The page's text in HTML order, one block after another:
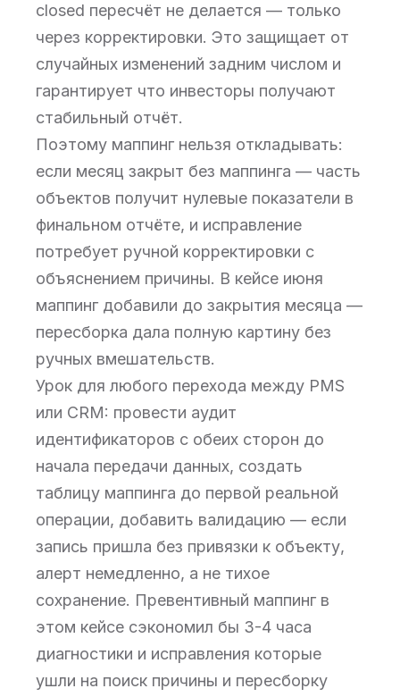
closed пересчёт не делается — только
через корректировки. Это защищает от
случайных изменений задним числом и
гарантирует что инвесторы получают
стабильный отчёт.
Поэтому маппинг нельзя откладывать:
если месяц закрыт без маппинга — часть
объектов получит нулевые показатели в
финальном отчёте, и исправление
потребует ручной корректировки с
объяснением причины. В кейсе июня
маппинг добавили до закрытия месяца —
пересборка дала полную картину без
ручных вмешательств.
Урок для любого перехода между PMS
или CRM: провести аудит
идентификаторов с обеих сторон до
начала передачи данных, создать
таблицу маппинга до первой реальной
операции, добавить валидацию — если
запись пришла без привязки к объекту,
алерт немедленно, а не тихое
сохранение. Превентивный маппинг в
этом кейсе сэкономил бы 3-4 часа
диагностики и исправления которые
ушли на поиск причины и пересборку